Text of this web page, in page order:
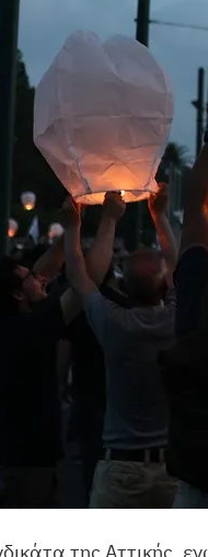
της Αττικής,